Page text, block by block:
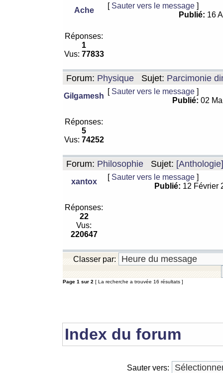
Ache
[ Sauter vers le message ]
Publié: 16
Réponses:
1
Vus: 77833
Forum: Physique Sujet: Parcimonie
Gilgamesh
[ Sauter vers le message ]
Publié: 02
Réponses:
5
Vus: 74252
Forum: Philosophie Sujet:
xantox
[ Sauter vers le message ]
Publié: 12 Février
Réponses:
22
Vus:
220647
Classer par:
Page 1 sur 2 [ La recherche a trouvée 16 résultats ]
Index du forum
Sauter vers: